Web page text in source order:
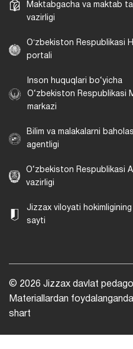
Maktabgacha va maktab
vazirligi
Oʻzbekiston Respublikasi
portali
Inson huquqlari bo‘yicha
O‘zbekiston Respublikasi
markazi
Bilim va malakalarni
agentligi
O‘zbekiston Respublikasi
vazirligi
Jizzax viloyati hokimligining
sayti
© 2026 Jizzax davlat
Materiallardan
shart